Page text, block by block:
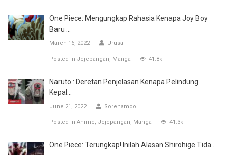
One Piece: Mengungkap Rahasia Kenapa Joy Boy
Baru ...
March 16, 2022 Urusai
Posted in Jejepangan Manga 41.8k
Naruto : Deretan Penjelasan Kenapa Pelindung
Kepal...
June 21, 2022 Sorenamoo
Posted in Anime Jejepangan Manga 41.3k
One Piece: Terungkap! Inilah Alasan Shirohige Tida...